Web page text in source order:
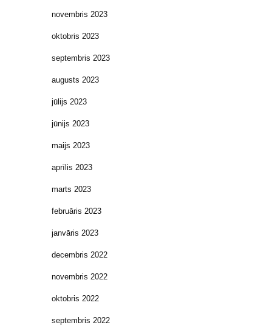
novembris 2023
oktobris 2023
septembris 2023
augusts 2023
jūlijs 2023
jūnijs 2023
maijs 2023
aprīlis 2023
marts 2023
februāris 2023
janvāris 2023
decembris 2022
novembris 2022
oktobris 2022
septembris 2022